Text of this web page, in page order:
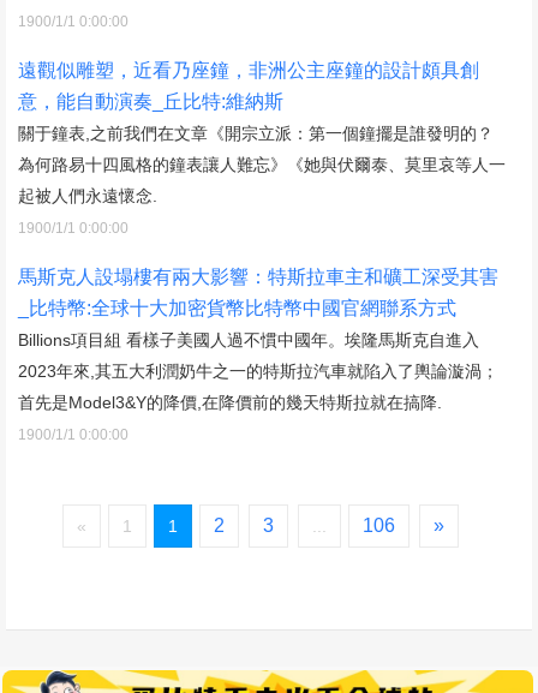
1900/1/1 0:00:00
遠觀似雕塑，近看乃座鐘，非洲公主座鐘的設計頗具創
意，能自動演奏_丘比特:維納斯
關于鐘表,之前我們在文章《開宗立派：第一個鐘擺是誰發明的？
為何路易十四風格的鐘表讓人難忘》《她與伏爾泰、莫里哀等人一
起被人們永遠懷念.
1900/1/1 0:00:00
馬斯克人設塌樓有兩大影響：特斯拉車主和礦工深受其害
_比特幣:全球十大加密貨幣比特幣中國官網聯系方式
Billions項目組 看樣子美國人過不慣中國年。埃隆馬斯克自進入
2023年來,其五大利潤奶牛之一的特斯拉汽車就陷入了輿論漩渦；
首先是Model3&Y的降價,在降價前的幾天特斯拉就在搞降.
1900/1/1 0:00:00
« 1 1 2 3 106 »